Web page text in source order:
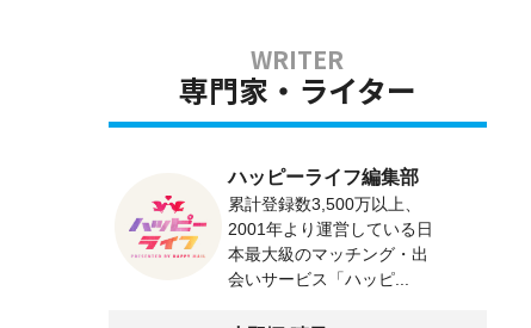
専門家・ライター
ハッピーライフ編集部
累計登録数3,500万以上、
2001年より運営している日
本最大級のマッチング・出
会いサービス「ハッピ...